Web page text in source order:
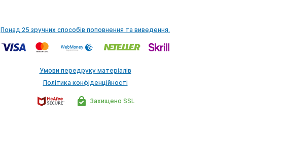
Понад 25 зручних способів поповнення та виведення.
Захищено SSL
Умови передруку матеріалів
Політика конфіденційності